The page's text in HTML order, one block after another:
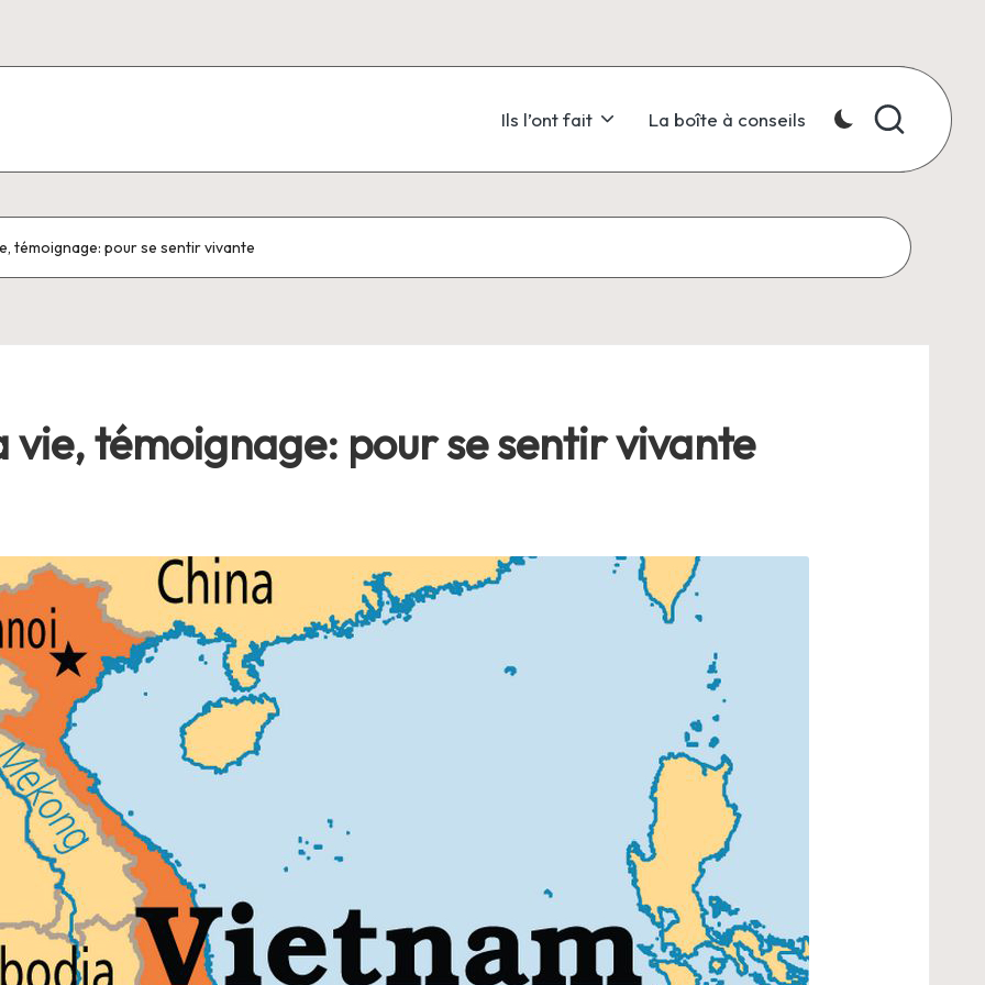
Ils l’ont fait La boîte à conseils
témoignage: pour se sentir vivante
vie, témoignage: pour se sentir vivante